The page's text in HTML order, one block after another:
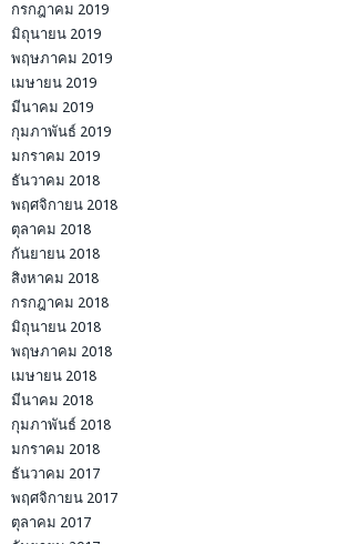
กรกฎาคม 2019
มิถุนายน 2019
พฤษภาคม 2019
เมษายน 2019
มีนาคม 2019
กุมภาพันธ์ 2019
มกราคม 2019
ธันวาคม 2018
พฤศจิกายน 2018
ตุลาคม 2018
กันยายน 2018
สิงหาคม 2018
กรกฎาคม 2018
มิถุนายน 2018
พฤษภาคม 2018
เมษายน 2018
มีนาคม 2018
กุมภาพันธ์ 2018
มกราคม 2018
ธันวาคม 2017
พฤศจิกายน 2017
ตุลาคม 2017